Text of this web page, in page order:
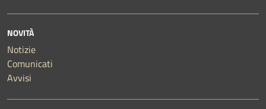
NOVITÀ
Notizie
Comunicati
Avvisi